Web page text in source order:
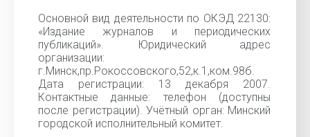
Основной вид деятельности по ОКЭД 22130:
«Издание журналов и периодических
публикаций». Юридический адрес
организации:
г.Минск,пр.Рокоссовского,52,к.1,ком.98б.
Дата регистрации: 13 декабря 2007.
Контактные данные: телефон (доступны
после регистрации). Учётный орган: Минский
городской исполнительный комитет.